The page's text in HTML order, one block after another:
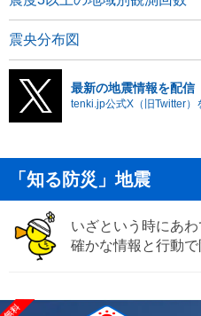
震央分布図
最新の地震情報を配信
tenki.jp公式X（旧Twitter）
「知る防災」地震
いざという時にあ
確かな情報と行動